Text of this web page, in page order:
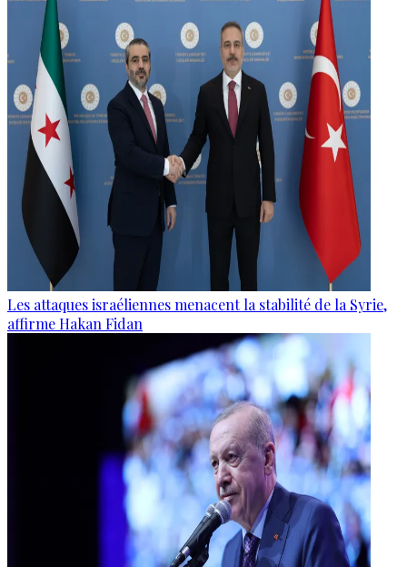
Les attaques israéliennes menacent la stabilité de la Syrie,
affirme Hakan Fidan